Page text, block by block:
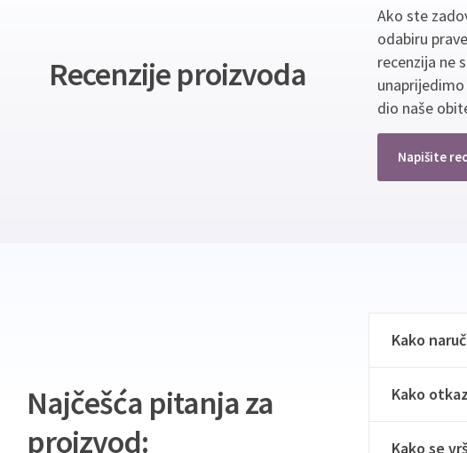
Recenzije proizvoda
Ako ste
odabiru
recenzija ne
dio naše
Napišite
Najčešća pitanja za
proizvod:
Kako
Kako
Kako se